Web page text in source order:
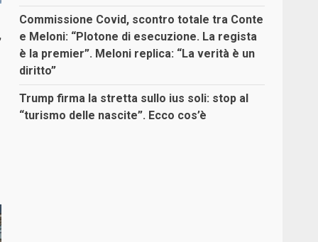
Commissione Covid, scontro totale tra Conte
e Meloni: “Plotone di esecuzione. La regista
è la premier”. Meloni replica: “La verità è un
diritto”
Trump firma la stretta sullo ius soli: stop al
“turismo delle nascite”. Ecco cos’è